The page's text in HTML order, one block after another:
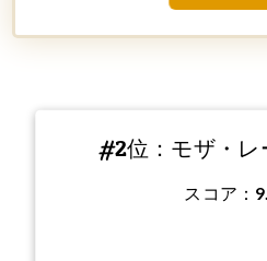
#2位：モザ・レ
スコア：